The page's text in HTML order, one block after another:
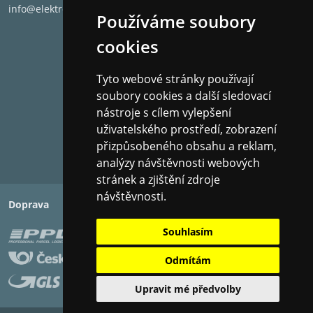
Používáme soubory
cookies
Tyto webové stránky používají
soubory cookies a další sledovací
nástroje s cílem vylepšení
uživatelského prostředí, zobrazení
přizpůsobeného obsahu a reklam,
analýzy návštěvnosti webových
stránek a zjištění zdroje
návštěvnosti.
Souhlasím
Odmítám
Upravit mé předvolby
Celkový frekvenční rozsah:
87 dB
Rozměry (V x Š x H):
2.72 kg
info@elektronet.cz
Doprava Platba